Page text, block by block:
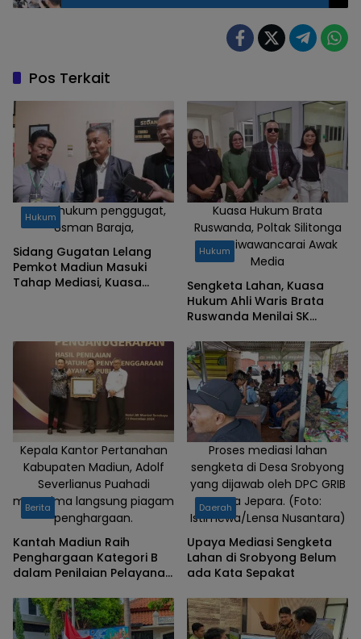
Madiun
wawancara
dengan
anak media
Pos Terkait
‎Kuasa hukum penggugat,
Usman Baraja,
Hukum
‎Sidang Gugatan Lelang
Pemkot Madiun Masuki
Tahap Mediasi, Kuasa
Kuasa Hukum Brata
Ruswanda, Poltak Silitonga
Saat Diwawancarai Awak
Media
Hukum
Sengketa Lahan, Kuasa
Hukum Ahli Waris Brata
Ruswanda Menilai SK
Sesuai
Kepala Kantor Pertanahan
Kabupaten Madiun, Adolf
Severlianus Puahadi
menerima langsung piagam
penghargaan.
Berita
Kantah Madiun Raih
Penghargaan Kategori B
dalam Penilaian Pelayanan
Proses mediasi lahan
sengketa di Desa Srobyong
yang dijawab oleh DPC GRIB
Jaya Jepara. (Foto:
Istimewa/Lensa Nusantara)
Daerah
Upaya Mediasi Sengketa
Lahan di Srobyong Belum
ada Kata Sepakat